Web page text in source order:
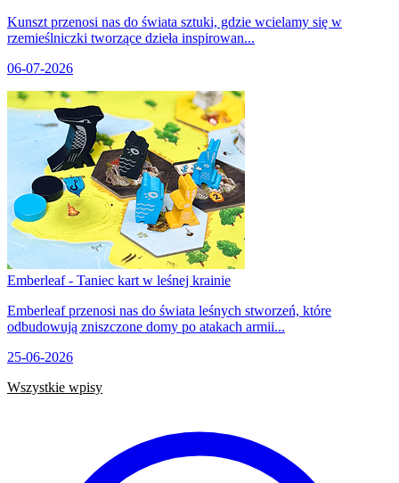
Kunszt przenosi nas do świata sztuki, gdzie wcielamy się w
rzemieślniczki tworzące dzieła inspirowan...
06-07-2026
Emberleaf - Taniec kart w leśnej krainie
Emberleaf przenosi nas do świata leśnych stworzeń, które
odbudowują zniszczone domy po atakach armii...
25-06-2026
Wszystkie wpisy